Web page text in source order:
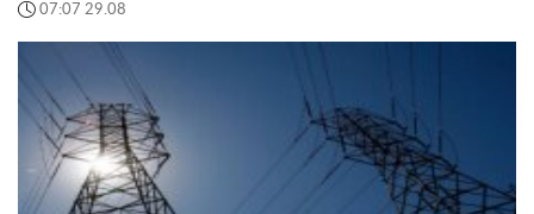
07:07 29.08